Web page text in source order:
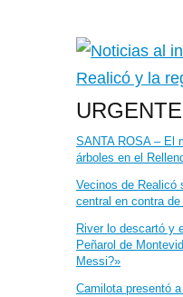
URGENTE
SANTA ROSA – El
árboles en el
Vecinos de Realicó
central en contra
River lo descartó y
Peñarol de
Messi?»
Camilota presentó